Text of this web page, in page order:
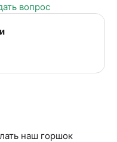
вопрос
наш горшок